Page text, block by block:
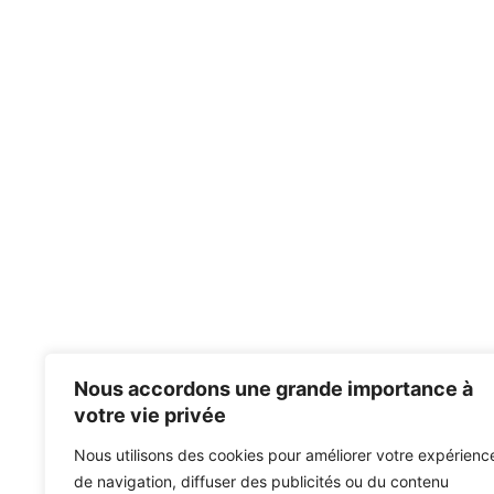
Nous accordons une grande importance à
votre vie privée
Nous utilisons des cookies pour améliorer votre
de navigation, diffuser des publicités ou du contenu